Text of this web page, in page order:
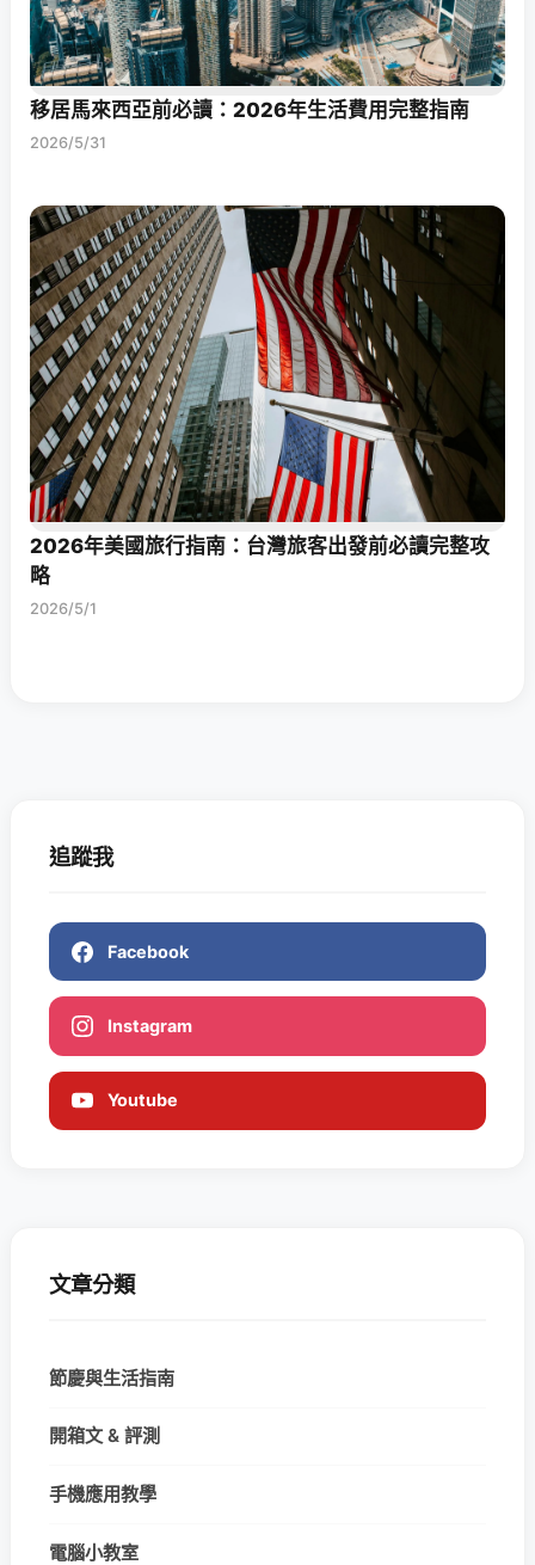
移居馬來西亞前必讀：2026年生活費用完整指南
2026/5/31
2026年美國旅行指南：台灣旅客出發前必讀完整攻
略
2026/5/1
追蹤我
Facebook
Instagram
Youtube
文章分類
節慶與生活指南
開箱文 & 評測
手機應用教學
電腦小教室